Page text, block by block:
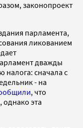
законопроект
парламента,
ликованием
дважды
налога: сначала с
- на
, что
однако эта